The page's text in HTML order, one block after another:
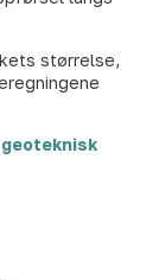
størrelse,
geoteknisk